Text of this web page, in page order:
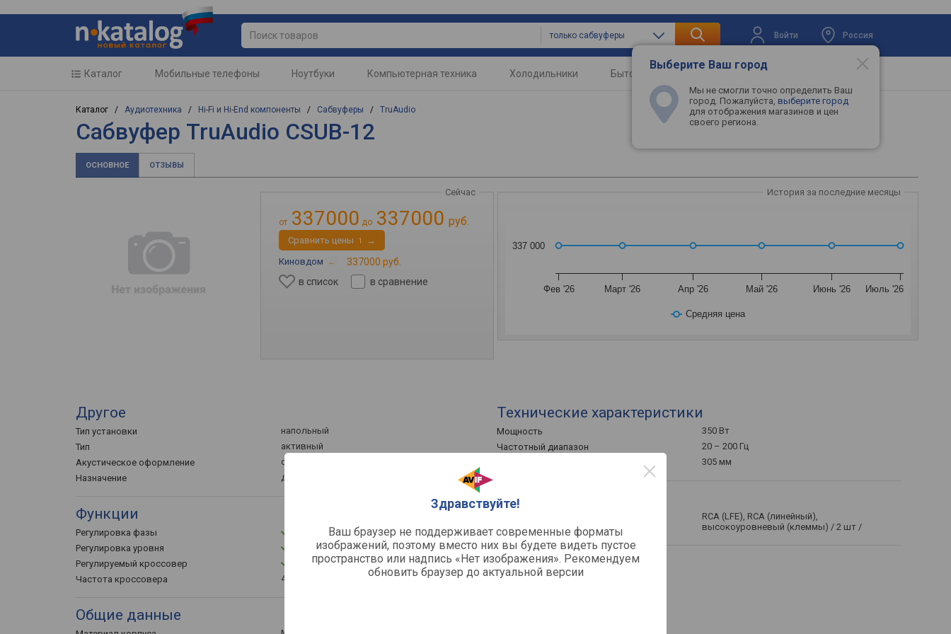
только сабвуферы Войти Россия
Выберите Ваш город
Мы не смогли точно определить Ваш
город. Пожалуйста, выберите город
для отображения магазинов и цен
своего региона.
Здравствуйте!
Ваш браузер не поддерживает современные форматы
изображений, поэтому вместо них вы будете видеть пустое
пространство или надпись «Нет изображения». Рекомендуем
обновить браузер до актуальной версии
Каталог Мобильные телефоны Ноутбуки Компьютерная техника Холодильники Бытовая техника Телевизоры
Каталог / Аудиотехника / Hi-Fi и Hi-End компоненты / Сабвуферы / TruAudio
Сабвуфер TruAudio CSUB-12
ОСНОВНОЕ ОТЗЫВЫ
от 337000 до 337000 руб.
Сейчас
Cравнить цены 1
→
Киновдом →
337000 руб.
в список
в сравнение
История за последние месяцы
Средняя цена
Фев '26 Март '26 Апр '26 Май '26 Июнь '26 Июль '26
337 000
Другое
Тип установки
напольный
Тип
активный
Акустическое оформление
с пассивным излучателем / 2 шт /
Назначение
домашний
Функции
Регулировка фазы
Регулировка уровня
Регулируемый кроссовер
Частота кроссовера
40 – 200 Гц
Общие данные
Технические характеристики
Мощность
350 Вт
Частотный диапазон
20 – 200 Гц
305 мм
Разъемы
RCA (LFE), RCA (линейный),
высокоуровневый (клеммы) / 2 шт /